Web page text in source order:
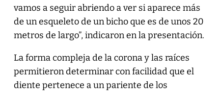
vamos a seguir abriendo a ver si aparece más
de un esqueleto de un bicho que es de unos 20
metros de largo”, indicaron en la presentación.
La forma compleja de la corona y las raíces
permitieron determinar con facilidad que el
diente pertenece a un pariente de los